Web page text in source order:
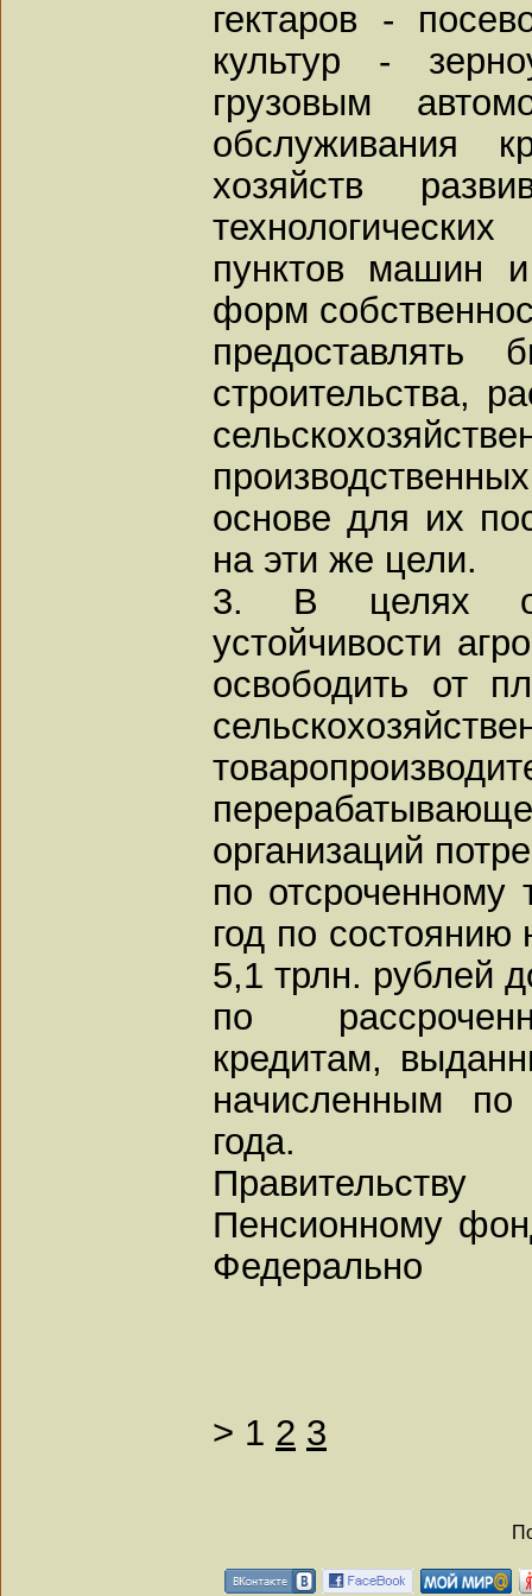
гектаров -
культур -
грузовым
обслуживания
хозяйств
пунктов машин
форм
предоставлять
строительства,
основе для их
на эти же цели.
3. В целях
устойчивости
освободить от
организаций
по отсроченному
год по состоянию
5,1 трлн. рублей
по
кредитам,
начисленным
года.
Пенсионному
Федерально
> 1 2 3